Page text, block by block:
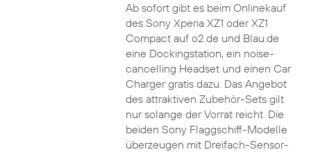
Ab sofort gibt es beim Onlinekauf
des Sony Xperia XZ1 oder XZ1
Compact auf o2.de und Blau.de
eine Dockingstation, ein noise-
cancelling Headset und einen Car
Charger gratis dazu. Das Angebot
des attraktiven Zubehör-Sets gilt
nur solange der Vorrat reicht. Die
beiden Sony Flaggschiff-Modelle
überzeugen mit Dreifach-Sensor-